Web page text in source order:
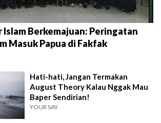
Islam Berkemajuan: Peringatan
Masuk Papua di Fakfak
Hati-hati, Jangan Termakan
August Theory Kalau Nggak Mau
Baper Sendirian!
YOUR SAY